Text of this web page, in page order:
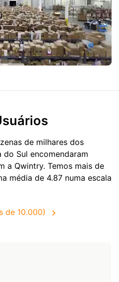
de milhares dos
Sul encomendaram
a Qwintry. Temos mais de
média de 4.87 numa escala
de 10.000)